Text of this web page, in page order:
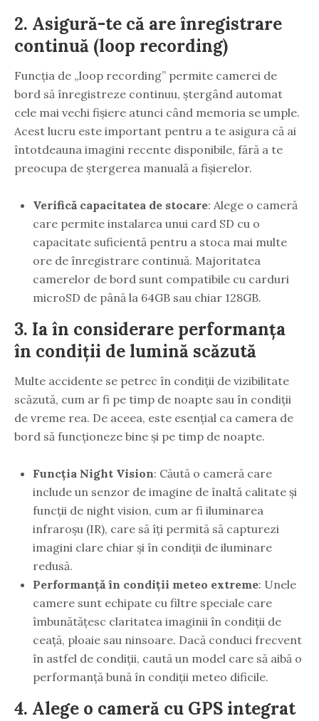
2. Asigură-te că are înregistrare
continuă (loop recording)
Funcția de „loop recording” permite camerei de
bord să înregistreze continuu, ștergând automat
cele mai vechi fișiere atunci când memoria se umple.
Acest lucru este important pentru a te asigura că ai
întotdeauna imagini recente disponibile, fără a te
preocupa de ștergerea manuală a fișierelor.
Verifică capacitatea de stocare: Alege o cameră
care permite instalarea unui card SD cu o
capacitate suficientă pentru a stoca mai multe
ore de înregistrare continuă. Majoritatea
camerelor de bord sunt compatibile cu carduri
microSD de până la 64GB sau chiar 128GB.
3. Ia în considerare performanța
în condiții de lumină scăzută
Multe accidente se petrec în condiții de vizibilitate
scăzută, cum ar fi pe timp de noapte sau în condiții
de vreme rea. De aceea, este esențial ca camera de
bord să funcționeze bine și pe timp de noapte.
Funcția Night Vision: Căută o cameră care
include un senzor de imagine de înaltă calitate și
funcții de night vision, cum ar fi iluminarea
infraroșu (IR), care să îți permită să capturezi
imagini clare chiar și în condiții de iluminare
redusă.
Performanță în condiții meteo extreme: Unele
camere sunt echipate cu filtre speciale care
îmbunătățesc claritatea imaginii în condiții de
ceață, ploaie sau ninsoare. Dacă conduci frecvent
în astfel de condiții, caută un model care să aibă o
performanță bună în condiții meteo dificile.
4. Alege o cameră cu GPS integrat